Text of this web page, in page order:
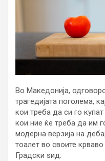
Во Македонија,
трагедијата поголема,
кои треба да си го
кои ние ќе треба да им
модерна верзија на
тоалет во своите
Градски ѕид.